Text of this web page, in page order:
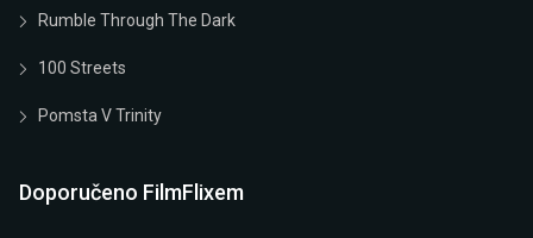
Rumble Through The Dark
100 Streets
Pomsta V Trinity
Doporučeno FilmFlixem